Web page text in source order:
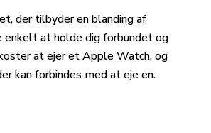
der tilbyder en blanding af
at holde dig forbundet og
at ejer et Apple Watch, og
kan forbindes med at eje en.